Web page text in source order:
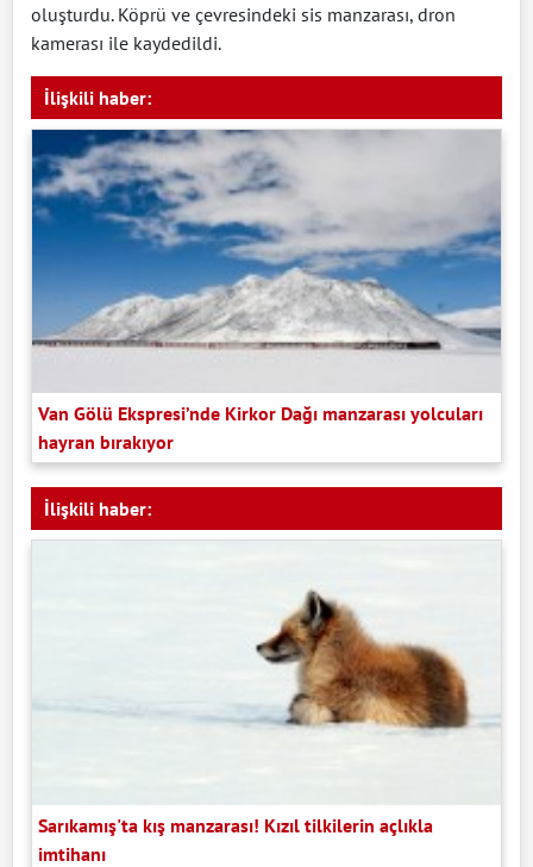
oluşturdu. Köprü ve çevresindeki sis manzarası, dron
kamerası ile kaydedildi.
İlişkili haber:
Van Gölü Ekspresi’nde Kirkor Dağı manzarası yolcuları
hayran bırakıyor
İlişkili haber:
Sarıkamış'ta kış manzarası! Kızıl tilkilerin açlıkla
imtihanı